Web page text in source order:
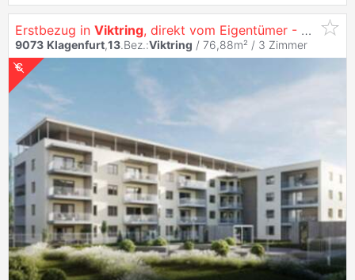
Erstbezug in Viktring, direkt vom Eigentümer - Herrliche 3 Zimmer Terrassen-Wohnung inkl. Küche
9073 Klagenfurt,13.Bez.:Viktring / 76,88m² / 3 Zimmer